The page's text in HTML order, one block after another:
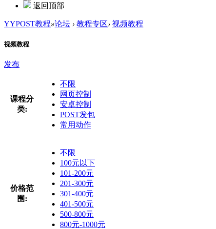
返回顶部
YYPOST教程»论坛 › 教程专区› 视频教程
视频教程
发布
课程分
类:
不限
网页控制
安卓控制
POST发包
常用动作
价格范
围:
不限
100元以下
101-200元
201-300元
301-400元
401-500元
500-800元
800元-1000元